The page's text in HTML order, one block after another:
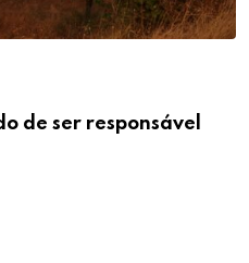
de ser responsável